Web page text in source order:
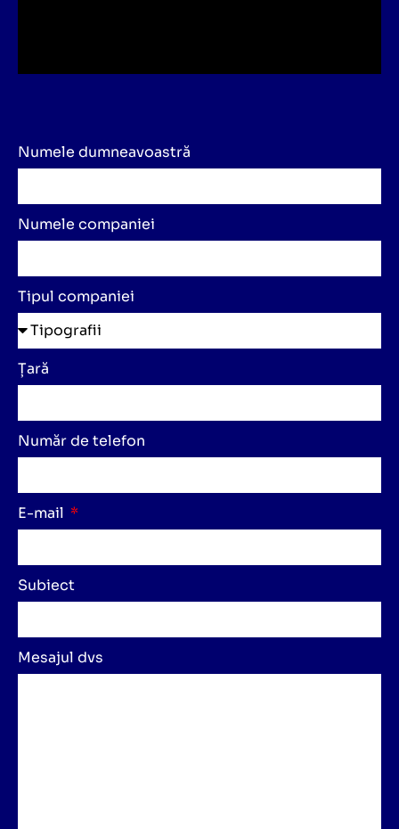
Numele dumneavoastră
Numele companiei
Tipul companiei
Țară
Număr de telefon
E-mail
Subiect
Mesajul dvs